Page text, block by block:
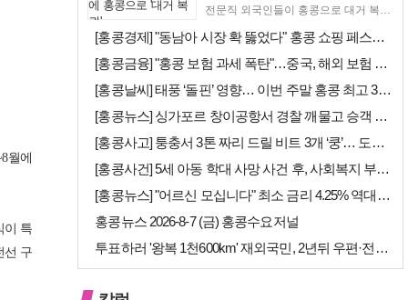
월에
이 특
선 구
전문직 외국인들이 홍콩으로 대거 복귀
[홍콩경제] "동남아 시장 확 뚫었다" 홍콩 쇼핑 페스티벌, 매출 대박 …
[홍콩금융] "홍콩 보험 과세 폭탄"…중국, 해외 보험 수익에 20% 세…
[홍콩날씨] 태풍 ‘돌핀’ 영향… 이번 주말 홍콩 최고 36도 폭염 비상
[홍콩뉴스] 싱가포르 창이공항서 경찰 깨물고 승객 폭행한 홍콩 모자, 결…
[홍콩사고] 퉁충서 3톤 짜리 드릴 비트 3개 ‘쿵’… 도로 파손·교통 …
[홍콩사건] 5세 아동 학대 사망 사건 후, 사회복지 부서에 내부 검토 …
[홍콩뉴스] "어르신 모십니다" 최소 금리 4.25% 역대급 혜택, 홍콩…
홍콩뉴스 2026-8-7 (금) 홍콩수요저널
투표하러 '왕복 1천600km' 재외국민, 2년뒤 우편·전자투표 할까